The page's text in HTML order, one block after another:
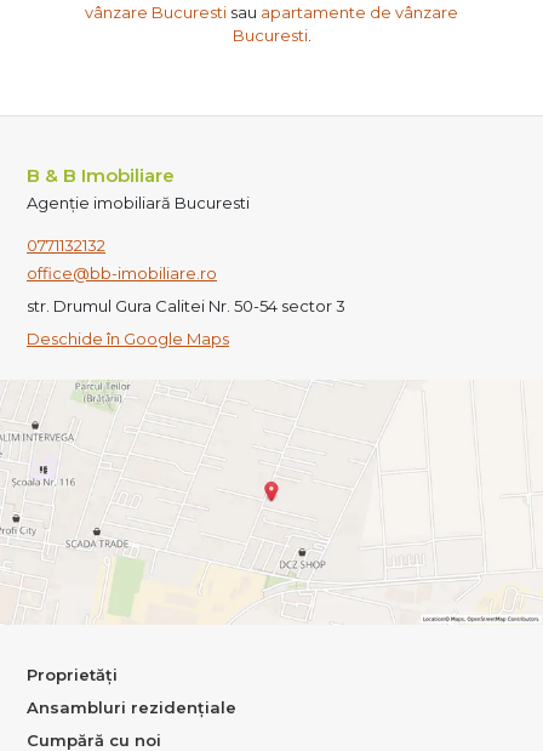
vânzare Bucuresti sau apartamente de vânzare
Bucuresti.
B & B Imobiliare
Agenție imobiliară Bucuresti
0771132132
office@bb-imobiliare.ro
str. Drumul Gura Calitei Nr. 50-54 sector 3
Deschide în Google Maps
Proprietăți
Ansambluri rezidențiale
Cumpără cu noi